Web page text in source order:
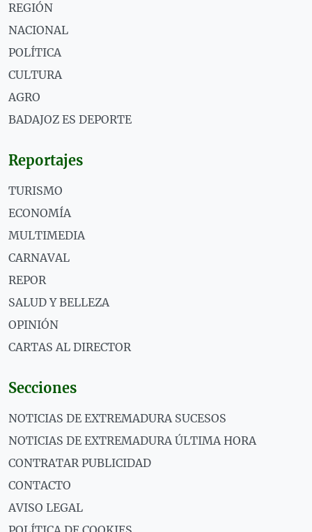
REGIÓN
NACIONAL
POLÍTICA
CULTURA
AGRO
BADAJOZ ES DEPORTE
Reportajes
TURISMO
ECONOMÍA
MULTIMEDIA
CARNAVAL
REPOR
SALUD Y BELLEZA
OPINIÓN
CARTAS AL DIRECTOR
Secciones
NOTICIAS DE EXTREMADURA SUCESOS
NOTICIAS DE EXTREMADURA ÚLTIMA HORA
CONTRATAR PUBLICIDAD
CONTACTO
AVISO LEGAL